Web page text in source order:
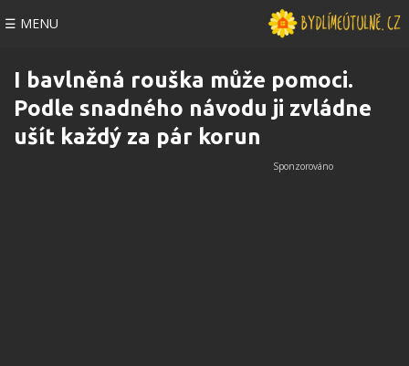
☰ MENU
I bavlněná rouška může pomoci.
Podle snadného návodu ji zvládne
ušít každý za pár korun